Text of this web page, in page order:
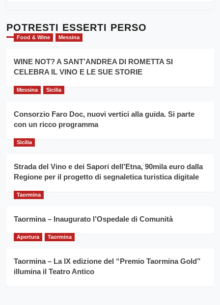
l’
evento
per
la
filiera
grano
Cronoscalata
Giarre
Montesalice
per
il
anno
Franco
Caruso
POTRESTI ESSERTI PERSO
Food & Wine Messina
WINE NOT? A SANT’ANDREA DI ROMETTA SI
CELEBRA IL VINO E LE SUE STORIE
Messina Sicilia
Consorzio Faro Doc, nuovi vertici alla guida. Si parte
con un ricco programma
Sicilia
Strada del Vino e dei Sapori dell’Etna, 90mila euro dalla
Regione per il progetto di segnaletica turistica digitale
Taormina
Taormina – Inaugurato l’Ospedale di Comunità
Apertura Taormina
Taormina – La IX edizione del “Premio Taormina Gold”
illumina il Teatro Antico